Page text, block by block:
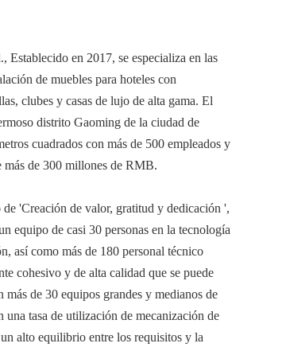
en 2017, se especializa en las
de muebles para hoteles con
clubes y casas de lujo de alta gama. El
distrito Gaoming de la ciudad de
cuadrados con más de 500 empleados y
más de 300 millones de RMB.
'Creación de valor, gratitud y dedicación ',
equipo de casi 30 personas en la tecnología
así como más de 180 personal técnico
cohesivo y de alta calidad que se puede
de 30 equipos grandes y medianos de
tasa de utilización de mecanización de
alto equilibrio entre los requisitos y la